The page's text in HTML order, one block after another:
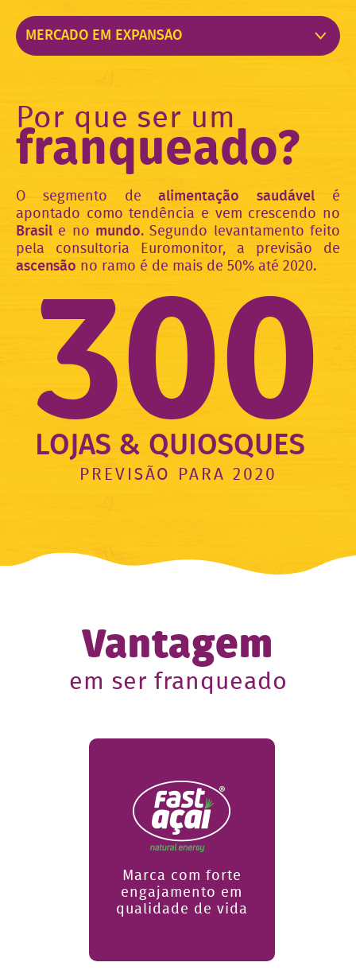
Por que ser um
franqueado?
O segmento dealimentação saudável é
apontado como tendência e vem crescendo no
Brasil e no mundo. Segundo levantamento feito
pela consultoria Euromonitor, a previsão de
ascensão no ramo é de mais de 50% até 2020.
300
LOJAS & QUIOSQUES
PREVISÃO PARA 2020
Vantagem
em ser franqueado
Marca com forte
engajamento em
qualidade de vida